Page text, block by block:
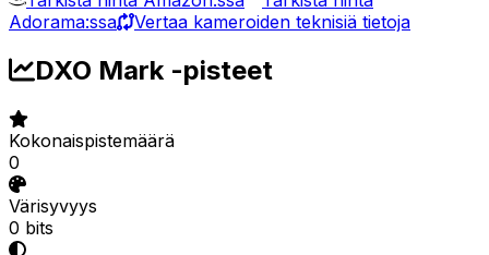
Adorama:ssa
Vertaa kameroiden teknisiä tietoja
DXO Mark -pisteet
Kokonaispistemäärä
0
Värisyvyys
0 bits